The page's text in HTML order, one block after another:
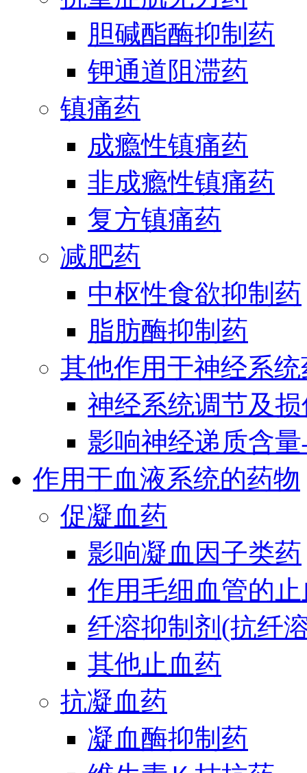
胆碱酯酶抑制药
钾通道阻滞药
镇痛药
成瘾性镇痛药
非成瘾性镇痛药
复方镇痛药
减肥药
中枢性食欲抑制药
脂肪酶抑制药
其他作用于神经系统
神经系统调节及
影响神经递质含
作用于血液系统的药物
促凝血药
影响凝血因子类药
作用毛细血管的
纤溶抑制剂(抗纤
其他止血药
抗凝血药
凝血酶抑制药